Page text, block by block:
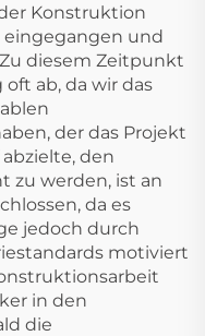
Konstruktion
eingegangen und
diesem Zeitpunkt
ab, da wir das
der das Projekt
den
zu werden, ist an
da es
jedoch durch
motiviert
in den
die